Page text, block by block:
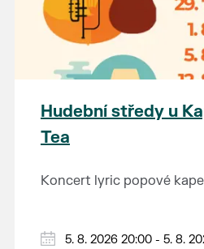
Hudební středy u
Tea
Koncert lyric popové
5. 8. 2026 20:00 - 5. 8.